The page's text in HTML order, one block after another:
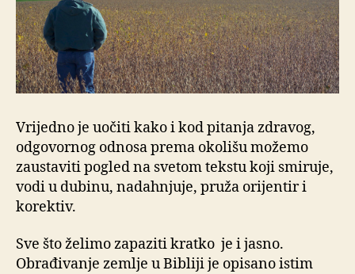
Vrijedno je uočiti kako i kod pitanja zdravog,
odgovornog odnosa prema okolišu možemo
zaustaviti pogled na svetom tekstu koji smiruje,
vodi u dubinu, nadahnjuje, pruža orijentir i
korektiv.
Sve što želimo zapaziti kratko je i jasno.
Obrađivanje zemlje u Bibliji je opisano istim